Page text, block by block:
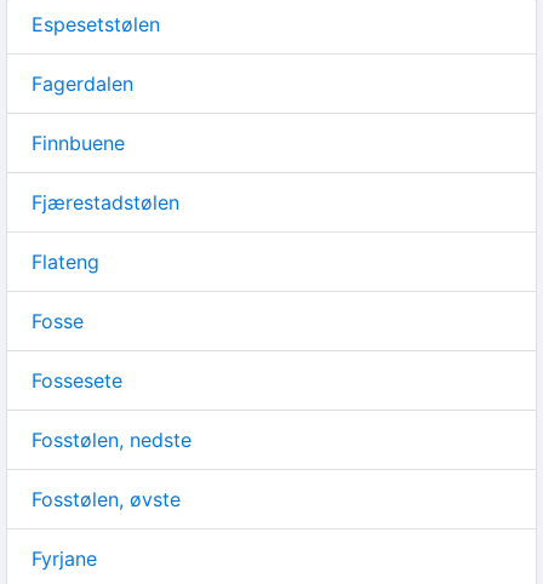
Espesetstølen
Fagerdalen
Finnbuene
Fjærestadstølen
Flateng
Fosse
Fossesete
Fosstølen, nedste
Fosstølen, øvste
Fyrjane